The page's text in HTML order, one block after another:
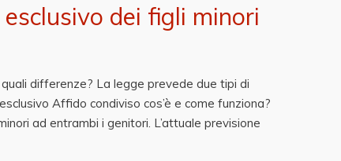
dei figli minori
differenze? La legge prevede due tipi di
Affido condiviso cos’è e come funziona?
ad entrambi i genitori. L’attuale previsione